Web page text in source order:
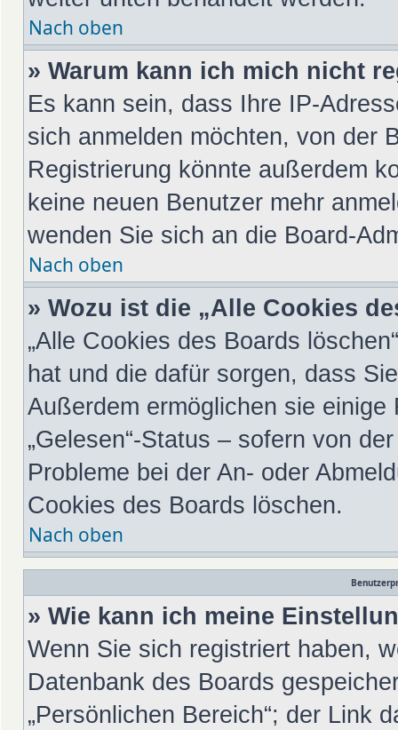
Nach oben
» Warum kann ich mich nicht
Es kann sein, dass Ihre IP-
sich anmelden möchten, von der
Registrierung könnte außerdem
keine neuen Benutzer mehr
wenden Sie sich an die Board-
Nach oben
» Wozu ist die „Alle Cookies
„Alle Cookies des Boards
hat und die dafür sorgen, dass
Außerdem ermöglichen sie
„Gelesen“-Status – sofern von
Probleme bei der An- oder
Cookies des Boards löschen.
Nach oben
» Wie kann ich meine
Wenn Sie sich registriert haben,
Datenbank des Boards
„Persönlichen Bereich“; der Link